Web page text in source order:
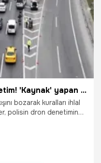
Eyüpsultan'da dronlu denetim! 'Kaynak' yapan sürücülere ceza yağdı
bozarak kuralları ihlal
polisin dron denetimine